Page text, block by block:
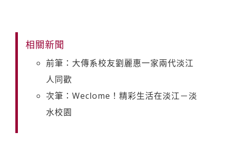
相關新聞
前筆：大傳系校友劉麗惠一家兩代淡江
人同歡
次筆：Weclome！精彩生活在淡江－淡
水校園